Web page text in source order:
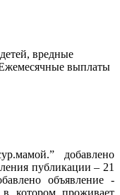
вредные
выплаты
добавлено
публикации – 21
объявление -
котором проживает